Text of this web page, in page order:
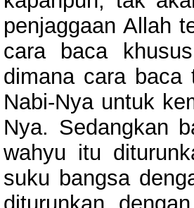
penjaggaan Allah
cara baca
dimana cara baca
Nabi-Nya untuk
Nya. Sedangkan
wahyu itu
suku bangsa